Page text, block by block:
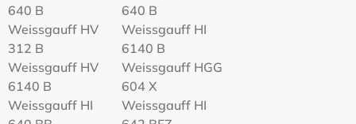
640 B
640 B
Weissgauff HV
312 B
Weissgauff HI
6140 B
Weissgauff HV
6140 B
Weissgauff HGG
604 X
Weissgauff HI
Weissgauff HI